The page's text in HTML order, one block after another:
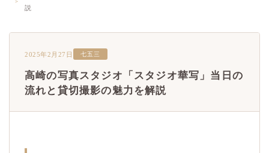
説
2025年2月27日 七五三
高崎の写真スタジオ「スタジオ華写」当日の
流れと貸切撮影の魅力を解説